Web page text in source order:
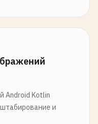
Android Kotlin
и